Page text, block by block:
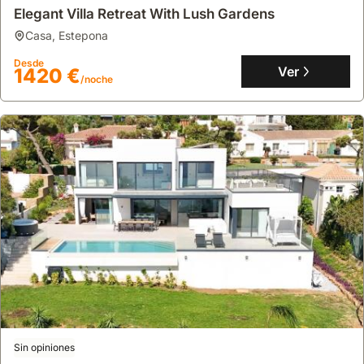
Elegant Villa Retreat With Lush Gardens
casa, Estepona
Desde
1420 €/noche Ver
Sin opiniones